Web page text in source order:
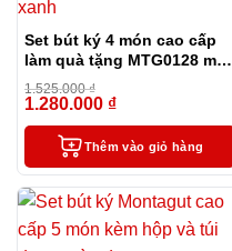
Set bút ký 4 món cao cấp
làm quà tặng MTG0128 màu
xanh
1.525.000₫
1.280.000 ₫
Thêm vào giỏ hàng